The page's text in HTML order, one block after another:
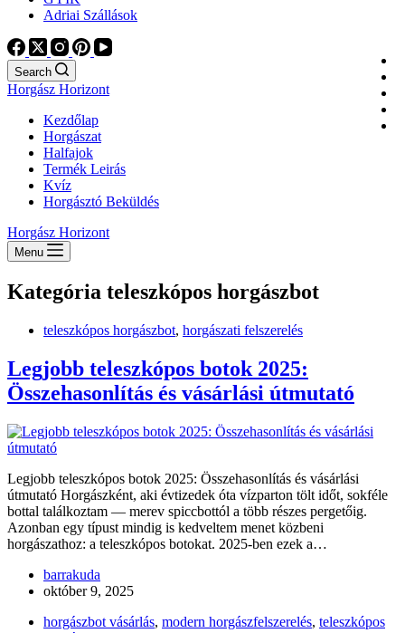
Adriai Szállások
Search
Horgász Horizont
Kezdőlap
Horgászat
Halfajok
Termék Leirás
Kvíz
Horgásztó Beküldés
Horgász Horizont
Menu
Kategória teleszkópos horgászbot
teleszkópos horgászbot, horgászati felszerelés
Legjobb teleszkópos botok 2025:
Összehasonlítás és vásárlási útmutató
Legjobb teleszkópos botok 2025: Összehasonlítás és vásárlási
útmutató Horgászként, aki évtizedek óta vízparton tölt időt, sokféle
bottal találkoztam — merev spiccbottól a több részes pergetőig.
Azonban egy típust mindig is kedveltem menet közbeni
horgászathoz: a teleszkópos botokat. 2025-ben ezek a…
barrakuda
október 9, 2025
horgászbot vásárlás, modern horgászfelszerelés, teleszkópos